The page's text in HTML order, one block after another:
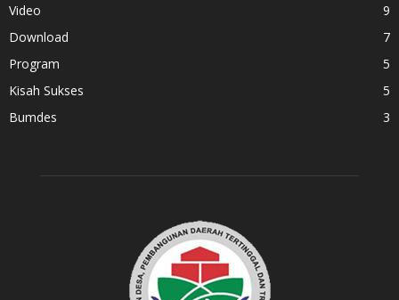
Video
9
Download
7
Program
5
Kisah Sukses
5
Bumdes
3